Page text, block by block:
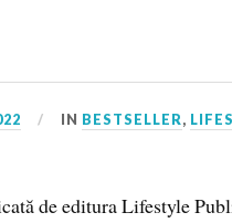
IN BESTSELLER,
de editura Lifestyle